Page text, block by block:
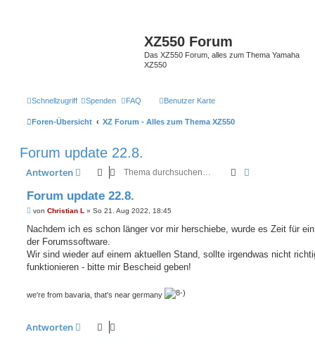
XZ550 Forum
Das XZ550 Forum, alles zum Thema Yamaha
XZ550
Schnellzugriff Spenden FAQ Benutzer Karte
Foren-Übersicht XZ Forum - Alles zum Thema XZ550
Forum update 22.8.
Antworten Suche
Forum update 22.8.
B
r
a
von Christian L » So 21. Aug 2022, 18:45
Nachdem ich es schon länger vor mir herschiebe, wurde es Zeit für
der Forumssoftware.
Wir sind wieder auf einem aktuellen Stand, sollte irgendwas nicht
funktionieren - bitte mir Bescheid geben!
we're from bavaria, that's near germany
Antworten